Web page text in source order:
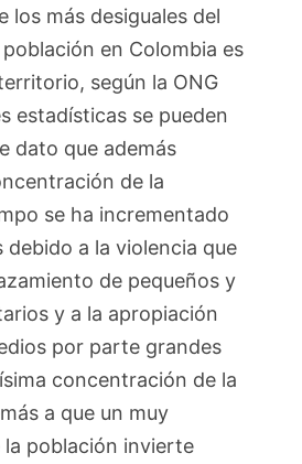
los más desiguales del
población en Colombia es
según la ONG
estadísticas se pueden
dato que además
de la
se ha incrementado
debido a la violencia que
de pequeños y
y a la apropiación
por parte grandes
concentración de la
a que un muy
población invierte